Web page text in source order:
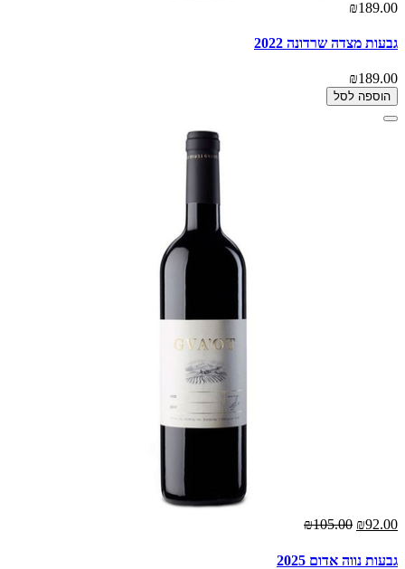
₪189.00
גבעות מצדה שרדונה 2022
₪189.00
הוספה לסל
₪92.00
₪105.00
גבעות נווה אדום 2025